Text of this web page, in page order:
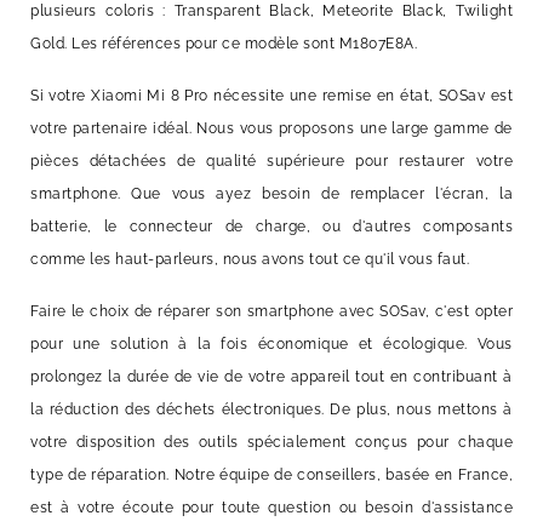
plusieurs coloris : Transparent Black, Meteorite Black, Twilight
Gold. Les références pour ce modèle sont M1807E8A.
Si votre Xiaomi Mi 8 Pro nécessite une remise en état, SOSav est
votre partenaire idéal. Nous vous proposons une large gamme de
pièces détachées de qualité supérieure pour restaurer votre
smartphone. Que vous ayez besoin de remplacer l'écran, la
batterie, le connecteur de charge, ou d'autres composants
comme les haut-parleurs, nous avons tout ce qu'il vous faut.
Faire le choix de réparer son smartphone avec SOSav, c'est opter
pour une solution à la fois économique et écologique. Vous
prolongez la durée de vie de votre appareil tout en contribuant à
la réduction des déchets électroniques. De plus, nous mettons à
votre disposition des outils spécialement conçus pour chaque
type de réparation. Notre équipe de conseillers, basée en France,
est à votre écoute pour toute question ou besoin d'assistance